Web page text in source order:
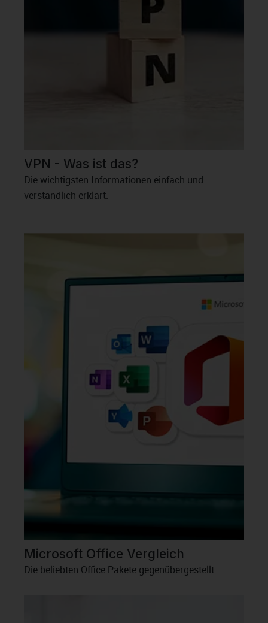
VPN - Was ist das?
Die wichtigsten Informationen einfach und
verständlich erklärt.
Microsoft Office Vergleich
Die beliebten Office Pakete gegenübergestellt.